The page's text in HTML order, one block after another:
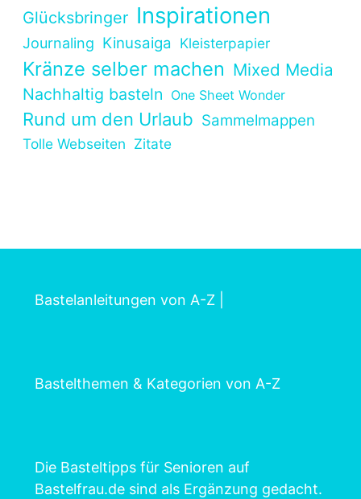
Glücksbringer Inspirationen
Journaling Kinusaiga Kleisterpapier
Kränze selber machen Mixed Media
Nachhaltig basteln One Sheet Wonder
Rund um den Urlaub Sammelmappen
Tolle Webseiten Zitate
Bastelanleitungen von A-Z
Bastelthemen & Kategorien von A-Z
Die Basteltipps für Senioren auf
Bastelfrau.de sind als Ergänzung gedacht.